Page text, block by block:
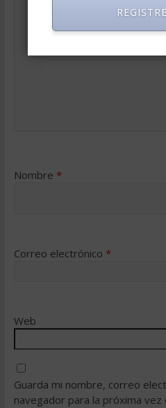
Nombre *
Correo electrónico *
Web
Guarda mi nombre, correo
navegador para la próxima vez